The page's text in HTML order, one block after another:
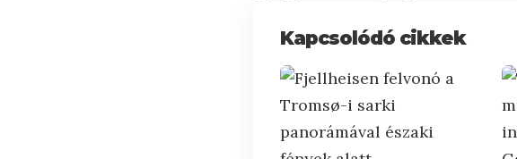
Kapcsolódó cikkek